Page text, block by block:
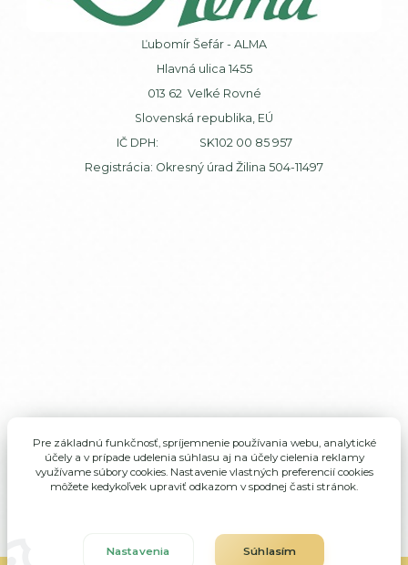
Ľubomír Šefár - ALMA
Hlavná ulica 1455
013 62 Veľké Rovné
Slovenská republika, EÚ
IČ DPH: SK102 00 85 957
Registrácia: Okresný úrad Žilina 504-11497
Pre základnú funkčnosť, spríjemnenie používania webu, analytické
účely a v prípade udelenia súhlasu aj na účely cielenia reklamy
využívame súbory cookies. Nastavenie vlastných preferencií cookies
môžete kedykoľvek upraviť odkazom v spodnej časti stránok.
Nastavenia Súhlasím